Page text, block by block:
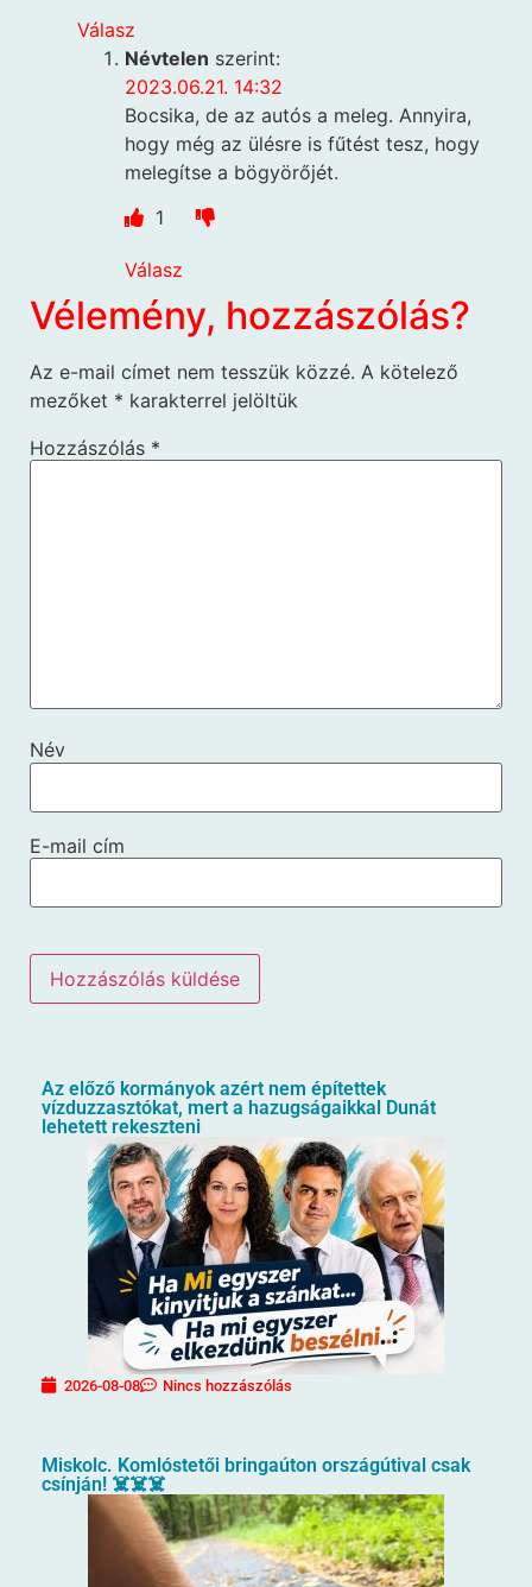
Válasz
Névtelen szerint:
2023.06.21. 14:32
Bocsika, de az autós a meleg. Annyira,
hogy még az ülésre is fűtést tesz, hogy
melegítse a bögyörőjét.
1
Válasz
Vélemény, hozzászólás?
Az e-mail címet nem tesszük közzé. A kötelező
mezőket * karakterrel jelöltük
Hozzászólás *
Név
E-mail cím
Az előző kormányok azért nem építettek
vízduzzasztókat, mert a hazugságaikkal Dunát
lehetett rekeszteni
2026-08-08 Nincs hozzászólás
Miskolc. Komlóstetői bringaúton országútival csak
csínján! ☠️☠️☠️